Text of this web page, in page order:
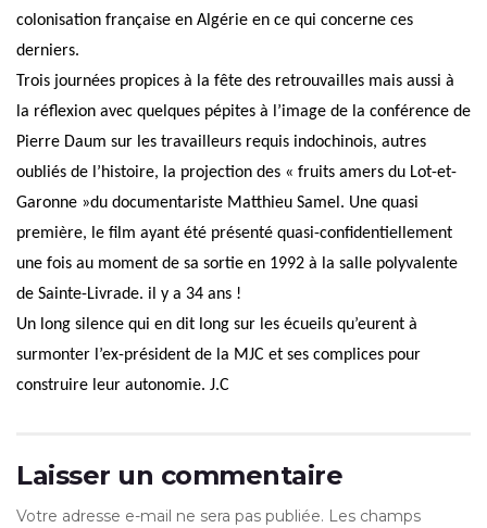
colonisation française en Algérie en ce qui concerne ces
derniers.
Trois journées propices à la fête des retrouvailles mais aussi à
la réflexion avec quelques pépites à l’image de la conférence de
Pierre Daum sur les travailleurs requis indochinois, autres
oubliés de l’histoire, la projection des « fruits amers du Lot-et-
Garonne »du documentariste Matthieu Samel. Une quasi
première, le film ayant été présenté quasi-confidentiellement
une fois au moment de sa sortie en 1992 à la salle polyvalente
de Sainte-Livrade. il y a 34 ans !
Un long silence qui en dit long sur les écueils qu’eurent à
surmonter l’ex-président de la MJC et ses complices pour
construire leur autonomie. J.C
Laisser un commentaire
Votre adresse e-mail ne sera pas publiée. Les champs